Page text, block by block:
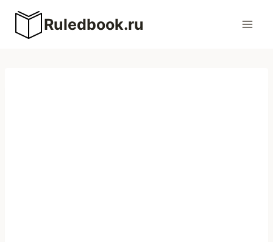
Перейти
содержимому
Ruledbook.ru